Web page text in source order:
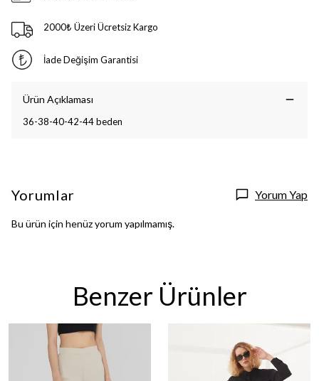
2000₺ Üzeri Ücretsiz Kargo
İade Değişim Garantisi
Ürün Açıklaması
36-38-40-42-44 beden
Yorumlar Yorum Yap
Bu ürün için henüz yorum yapılmamış.
Benzer Ürünler